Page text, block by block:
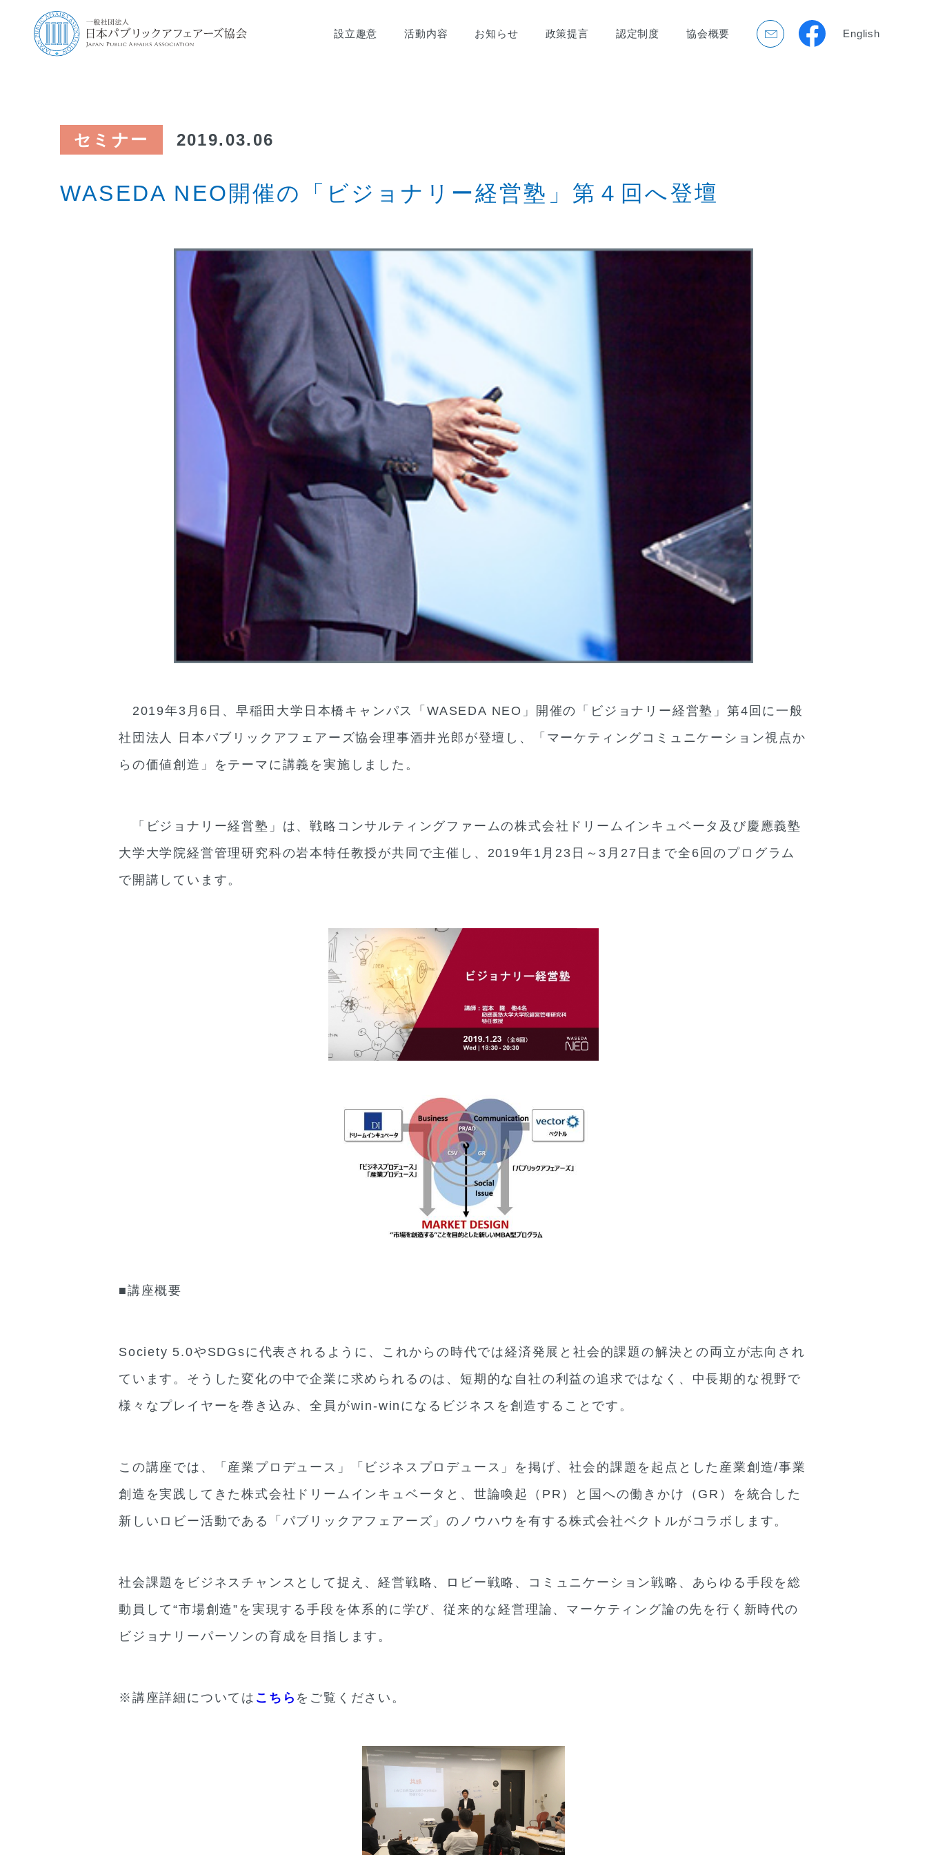
設立趣意 活動内容 お知らせ 政策提言 認定制度 協会概要 English
セミナー 2019.03.06
WASEDA NEO開催の「ビジョナリー経営塾」第４回へ登壇
2019年3月6日、早稲田大学日本橋キャンパス「WASEDA NEO」開催の「ビジョナリー経営塾」第4回に一般
社団法人 日本パブリックアフェアーズ協会理事酒井光郎が登壇し、「マーケティングコミュニケーション視点か
らの価値創造」をテーマに講義を実施しました。
「ビジョナリー経営塾」は、戦略コンサルティングファームの株式会社ドリームインキュベータ及び慶應義塾
大学大学院経営管理研究科の岩本特任教授が共同で主催し、2019年1月23日～3月27日まで全6回のプログラム
で開講しています。
■講座概要
Society 5.0やSDGsに代表されるように、これからの時代では経済発展と社会的課題の解決との両立が志向され
ています。そうした変化の中で企業に求められるのは、短期的な自社の利益の追求ではなく、中長期的な視野で
様々なプレイヤーを巻き込み、全員がwin-winになるビジネスを創造することです。
この講座では、「産業プロデュース」「ビジネスプロデュース」を掲げ、社会的課題を起点とした産業創造/事業
創造を実践してきた株式会社ドリームインキュベータと、世論喚起（PR）と国への働きかけ（GR）を統合した
新しいロビー活動である「パブリックアフェアーズ」のノウハウを有する株式会社ベクトルがコラボします。
社会課題をビジネスチャンスとして捉え、経営戦略、ロビー戦略、コミュニケーション戦略、あらゆる手段を総
動員して“市場創造”を実現する手段を体系的に学び、従来的な経営理論、マーケティング論の先を行く新時代の
ビジョナリーパーソンの育成を目指します。
※講座詳細については こちら をご覧ください。